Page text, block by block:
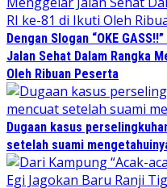
Dengan Slogan “OKE
Jalan Sehat Dalam Rangka
Oleh Ribuan Peserta
Dugaan kasus
setelah suami